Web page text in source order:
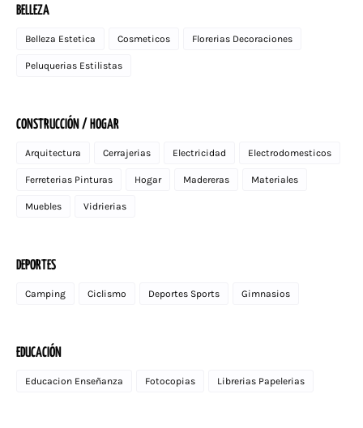
BELLEZA
Belleza Estetica Cosmeticos Florerias Decoraciones
Peluquerias Estilistas
CONSTRUCCIÓN / HOGAR
Arquitectura Cerrajerias Electricidad Electrodomesticos
Ferreterias Pinturas Hogar Madereras Materiales
Muebles Vidrierias
DEPORTES
Camping Ciclismo Deportes Sports Gimnasios
EDUCACIÓN
Educacion Enseñanza Fotocopias Librerias Papelerias